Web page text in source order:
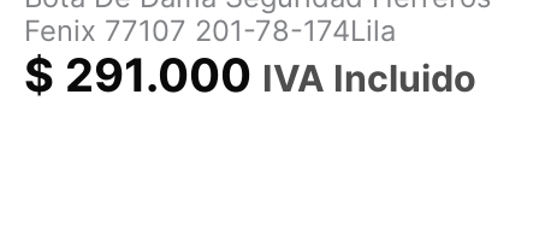
Fenix 77107 201-78-174Lila
$ 291.000 IVA Incluido